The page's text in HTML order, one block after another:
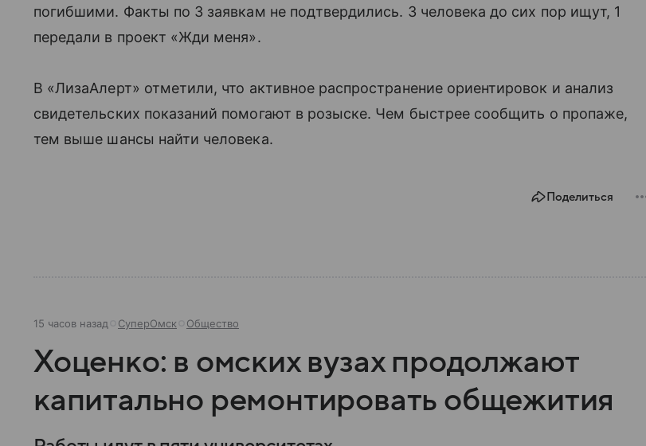
погибшими. Факты по 3 заявкам не подтвердились. 3 человека до сих пор ищут, 1
передали в проект «Жди меня».
В «ЛизаАлерт» отметили, что активное распространение ориентировок и анализ
свидетельских показаний помогают в розыске. Чем быстрее сообщить о пропаже,
тем выше шансы найти человека.
Поделиться
15 часов назад СуперОмск Общество
Хоценко: в омских вузах продолжают
капитально ремонтировать общежития